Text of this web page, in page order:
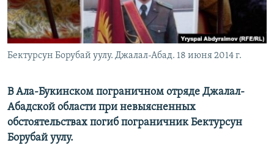
Бектурсун Борубай уулу. Джалал-Абад. 18 июня 2014 г.
В Ала-Букинском пограничном отряде Джалал-
Абадской области при невыясненных
обстоятельствах погиб пограничник Бектурсун
Борубай уулу.